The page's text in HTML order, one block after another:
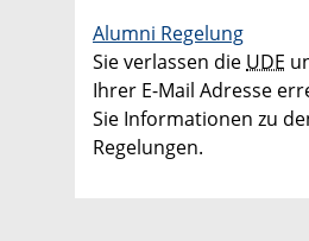
Alumni Regelung
Sie verlassen die UDE
Ihrer E-Mail Adresse
Sie Informationen zu
Regelungen.